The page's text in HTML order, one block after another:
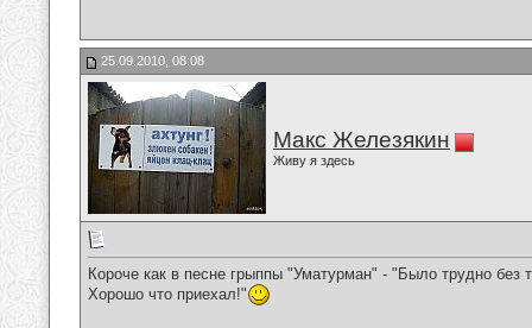
25.09.2010, 08:08
Макс Железякин
Живу я здесь
Короче как в песне грыппы "Уматурман" - "Было трудно без
Хорошо что приехал!"